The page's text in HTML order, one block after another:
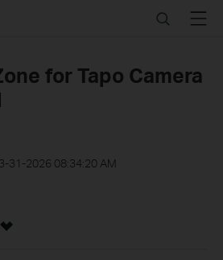
SearchMenu
for Tapo Camera
31-2026 08:34:20 AM